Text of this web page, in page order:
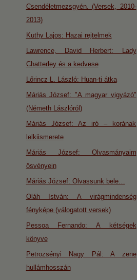
Csendéletmezsgyén. (Versek, 2010-
2013)
Kuthy Lajos: Hazai rejtelmek
Lawrence, David Herbert: Lady
Chatterley és a kedvese
Lőrincz L. László: Huan-ti átka
Máriás József: "A magyar vigyázó"
(Németh Lászlóról)
Máriás József: Az iró – korának
lelkiismerete
Máriás József: Olvasmányaim
ösvényein
Máriás József: Olvassunk bele…
Oláh István: A virágmindenség
fényképe (válogatott versek)
Pessoa Fernando: A kétségek
könyve
Petrozsényi Nagy Pál: A zene
hullámhosszán